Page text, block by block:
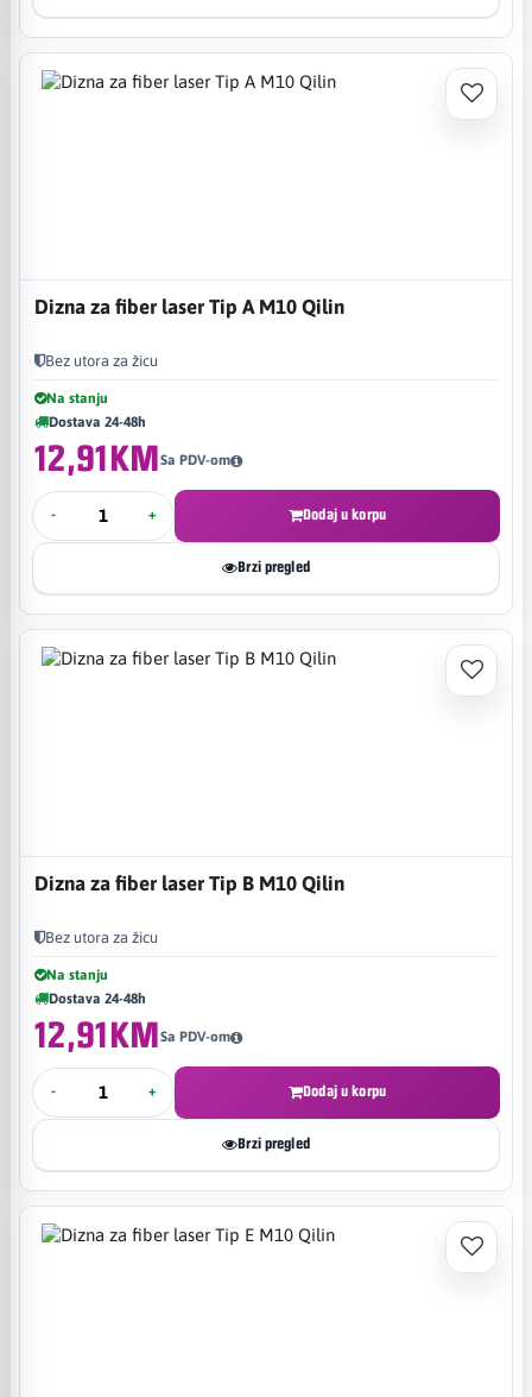
Dizna za fiber laser Tip A M10 Qilin
Bez utora za žicu
Na stanju
Dostava 24-48h
12,91KMSa PDV-om
- + Dodaj u korpu
Brzi pregled
Dizna za fiber laser Tip B M10 Qilin
Bez utora za žicu
Na stanju
Dostava 24-48h
12,91KMSa PDV-om
- + Dodaj u korpu
Brzi pregled